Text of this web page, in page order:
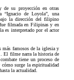
de su proyección en otras
de Loyola”, una
la dirección del filipino
filmada en Filipinas y en
es interpretado por el actor
más famosos de la iglesia y
. El filme narra la historia de
tiene un proceso de
surge la espiritualidad
la actualidad.